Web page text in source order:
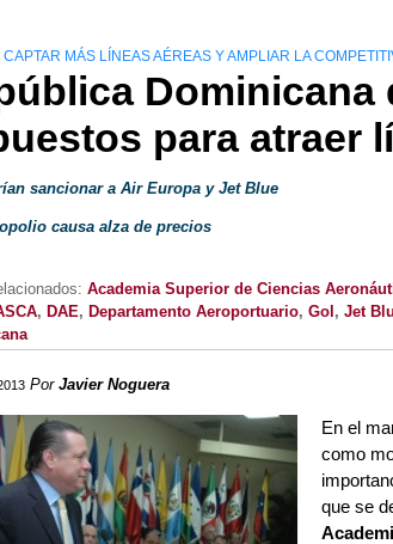
CAPTAR MÁS LÍNEAS AÉREAS Y AMPLIAR LA
Dominicana
para atraer
sancionar a Air Europa y Jet Blue
causa alza de precios
Academia Superior de Ciencias
, DAE, Departamento Aeroportuario, Gol , Jet
Por Javier Noguera
En el
como
que se